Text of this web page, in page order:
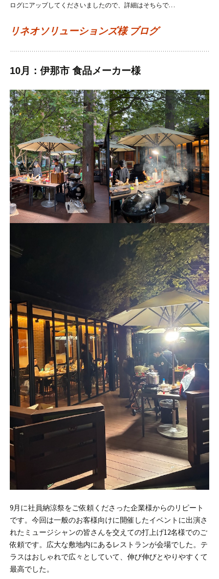
ログにアップしてくださいましたので、詳細はそちらで…
リネオソリューションズ様 ブログ
10月：伊那市 食品メーカー様
9月に社員納涼祭をご依頼くださった企業様からのリピート
です。 今回は一般のお客様向けに開催したイベントに出演さ
れたミュージシャンの皆さんを交えての打上げ12名様でのご
依頼です。 広大な敷地内にあるレストランが会場でした。テ
ラスはおしゃれで広々としていて、伸び伸びとやりやすくて
最高でした。